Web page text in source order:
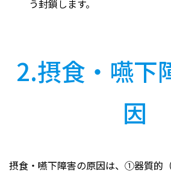
う封鎖します。
2.摂食・嚥下
因
摂食・嚥下障害の原因は、①器質的